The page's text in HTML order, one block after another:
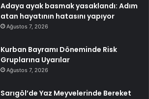
Adaya ayak basmak yasaklandı: Adım
atan hayatının hatasını yapıyor
Ağustos 7, 2026
Kurban Bayramı Döneminde Risk
Gruplarına Uyarılar
Ağustos 7, 2026
Sarıgöl’de Yaz Meyvelerinde Bereket